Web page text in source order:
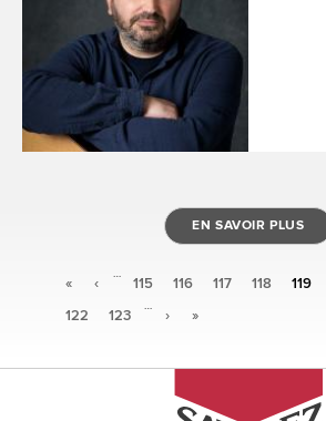
EN SAVOIR PLUS
« ‹
…
115 116 117 118 119
122
123
…
› »